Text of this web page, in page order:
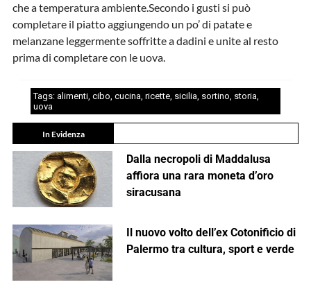
che a temperatura ambiente.Secondo i gusti si può
completare il piatto aggiungendo un po’ di patate e
melanzane leggermente soffritte a dadini e unite al resto
prima di completare con le uova.
Tags: alimenti, cibo, cucina, ricette, sicilia, sortino, storia,
uova
In Evidenza
Dalla necropoli di Maddalusa
affiora una rara moneta d’oro
siracusana
Il nuovo volto dell’ex Cotonificio di
Palermo tra cultura, sport e verde